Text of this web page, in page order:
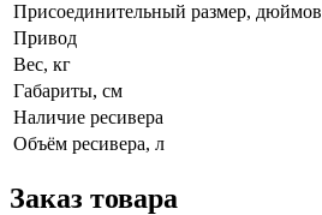
Присоединительный размер, дюймов
Привод
Вес, кг
Габариты, см
Наличие ресивера
Объём ресивера, л
Заказ товара